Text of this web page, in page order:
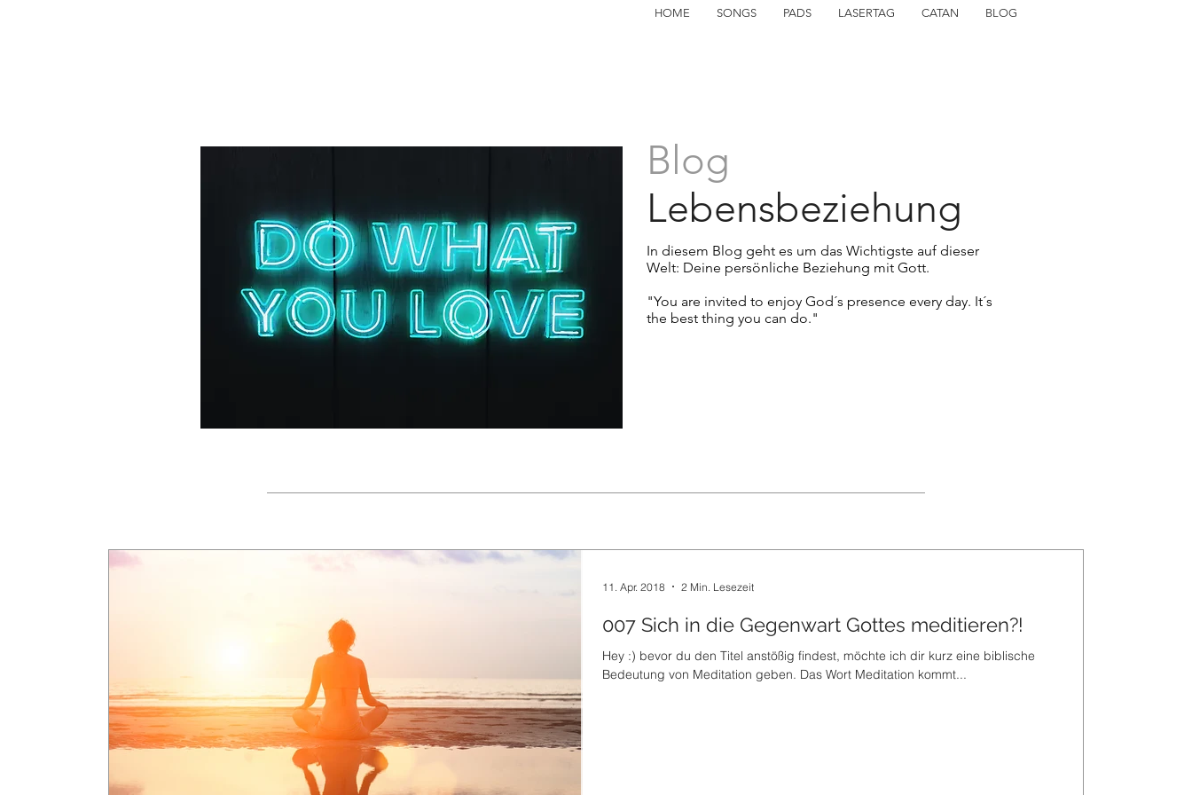
HOME SONGS PADS LASERTAG CATAN BLOG
Blog
Lebensbeziehung
In diesem Blog geht es um das Wichtigste auf dieser
Welt: Deine persönliche Beziehung mit Gott.
"You are invited to enjoy God´s presence every day. It´s
the best thing you can do."
007 Sich in die Gegenwart Gottes meditieren?!
Hey :) bevor du den Titel anstößig findest, möchte ich dir kurz eine biblische
Bedeutung von Meditation geben. Das Wort Meditation kommt...
11. Apr. 2018 2 Min. Lesezeit